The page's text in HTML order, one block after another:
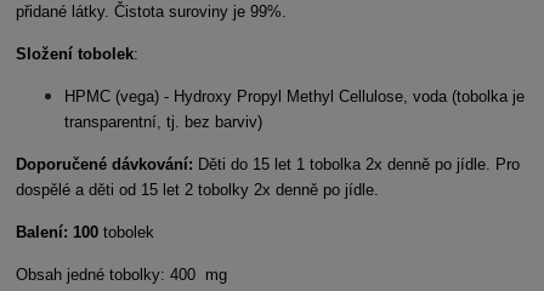
přidané látky. Čistota suroviny je 99%.
Složení tobolek:
HPMC (vega) - Hydroxy Propyl Methyl Cellulose, voda (tobolka je
transparentní, tj. bez barviv)
Doporučené dávkování: Děti do 15 let 1 tobolka 2x denně po jídle. Pro
dospělé a děti od 15 let 2 tobolky 2x denně po jídle.
Balení: 100tobolek
Obsah jedné tobolky: 400 mg